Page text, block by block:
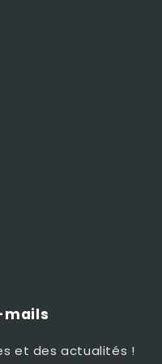
mails
et des actualités !